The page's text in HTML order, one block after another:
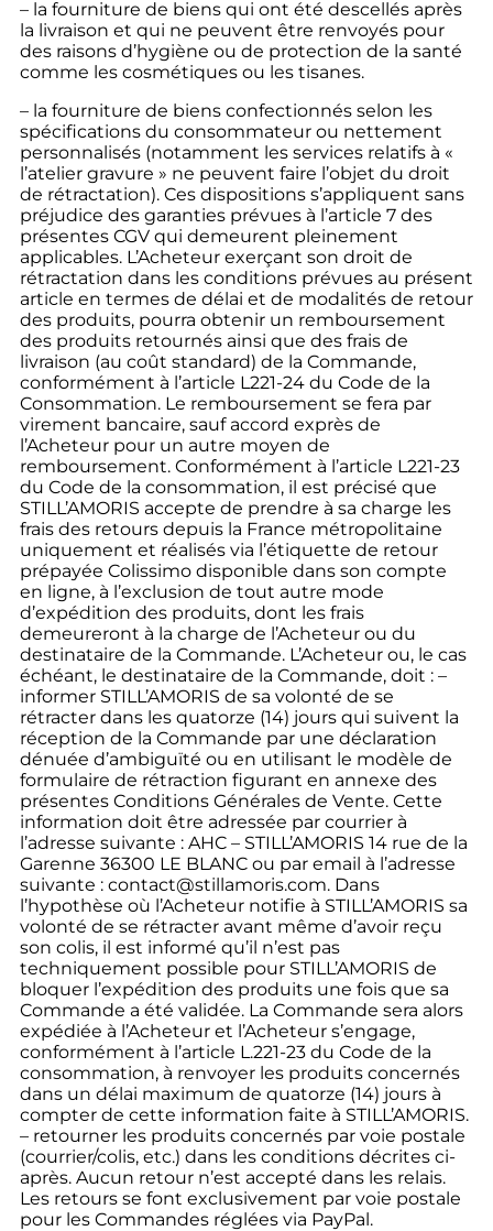
– la fourniture de biens qui ont été descellés après
la livraison et qui ne peuvent être renvoyés pour
des raisons d’hygiène ou de protection de la santé
comme les cosmétiques ou les tisanes.
– la fourniture de biens confectionnés selon les
spécifications du consommateur ou nettement
personnalisés (notamment les services relatifs à «
l’atelier gravure » ne peuvent faire l’objet du droit
de rétractation). Ces dispositions s’appliquent sans
préjudice des garanties prévues à l’article 7 des
présentes CGV qui demeurent pleinement
applicables. L’Acheteur exerçant son droit de
rétractation dans les conditions prévues au présent
article en termes de délai et de modalités de retour
des produits, pourra obtenir un remboursement
des produits retournés ainsi que des frais de
livraison (au coût standard) de la Commande,
conformément à l’article L221-24 du Code de la
Consommation. Le remboursement se fera par
virement bancaire, sauf accord exprès de
l’Acheteur pour un autre moyen de
remboursement. Conformément à l’article L221-23
du Code de la consommation, il est précisé que
STILL’AMORIS accepte de prendre à sa charge les
frais des retours depuis la France métropolitaine
uniquement et réalisés via l’étiquette de retour
prépayée Colissimo disponible dans son compte
en ligne, à l’exclusion de tout autre mode
d’expédition des produits, dont les frais
demeureront à la charge de l’Acheteur ou du
destinataire de la Commande. L’Acheteur ou, le cas
échéant, le destinataire de la Commande, doit : –
informer STILL’AMORIS de sa volonté de se
rétracter dans les quatorze (14) jours qui suivent la
réception de la Commande par une déclaration
dénuée d’ambiguïté ou en utilisant le modèle de
formulaire de rétraction figurant en annexe des
présentes Conditions Générales de Vente. Cette
information doit être adressée par courrier à
l’adresse suivante : AHC – STILL’AMORIS 14 rue de la
Garenne 36300 LE BLANC ou par email à l’adresse
suivante : contact@stillamoris.com. Dans
l’hypothèse où l’Acheteur notifie à STILL’AMORIS sa
volonté de se rétracter avant même d’avoir reçu
son colis, il est informé qu’il n’est pas
techniquement possible pour STILL’AMORIS de
bloquer l’expédition des produits une fois que sa
Commande a été validée. La Commande sera alors
expédiée à l’Acheteur et l’Acheteur s’engage,
conformément à l’article L.221-23 du Code de la
consommation, à renvoyer les produits concernés
dans un délai maximum de quatorze (14) jours à
compter de cette information faite à STILL’AMORIS.
– retourner les produits concernés par voie postale
(courrier/colis, etc.) dans les conditions décrites ci-
après. Aucun retour n’est accepté dans les relais.
Les retours se font exclusivement par voie postale
pour les Commandes réglées via PayPal.